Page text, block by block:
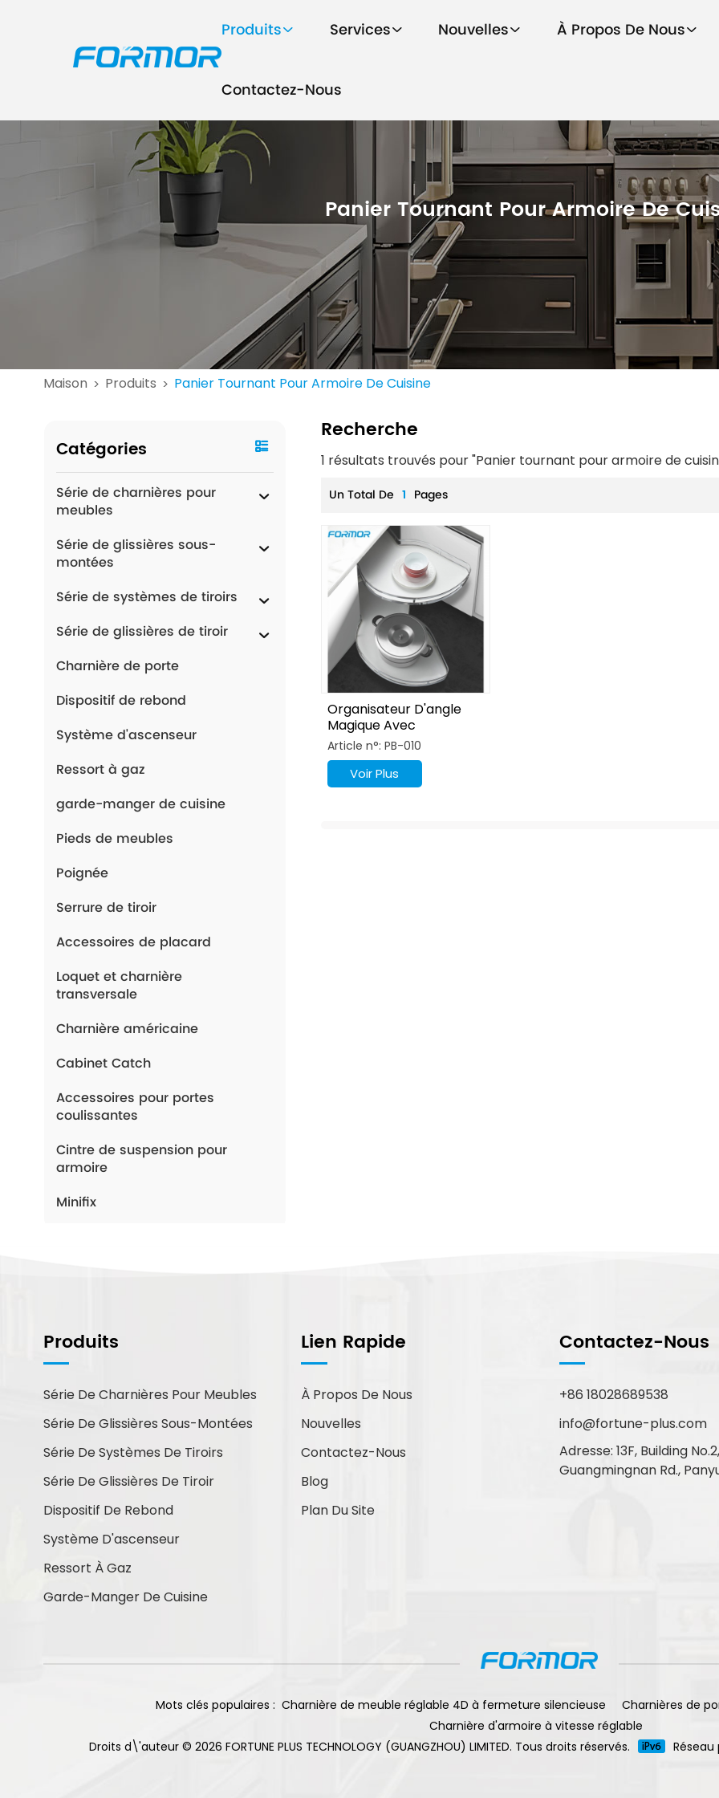
Produits Services Nouvelles À Propos De Nous
Contactez-Nous
Panier Tournant Pour Armoire De
Maison > Produits > Panier Tournant Pour Armoire De Cuisine
Catégories
Série de charnières pour
meubles
Série de glissières sous-
montées
Série de systèmes de tiroirs
Série de glissières de tiroir
Charnière de porte
Dispositif de rebond
Système d'ascenseur
Ressort à gaz
garde-manger de cuisine
Pieds de meubles
Poignée
Serrure de tiroir
Accessoires de placard
Loquet et charnière
transversale
Charnière américaine
Cabinet Catch
Accessoires pour portes
coulissantes
Cintre de suspension pour
armoire
Minifix
Vous pouvez nous contacter de
la manière qui vous convient le
mieux. Nous sommes
courriel ou par téléphone.
Nouveaux Produits
Charnières à
coulissante à double
trous, finition
nickelée
Recherche
1 résultats trouvés pour "Panier tournant pour armoire de
Un Total De 1 Pages
Organisateur D'angle
Magique Avec
Accessoires Coulissants,
Plateau Tournant En
MDF Et Métal.
Article n°: PB-010
Voir Plus
Produits
Série De Charnières Pour Meubles
Série De Glissières Sous-Montées
Série De Systèmes De Tiroirs
Série De Glissières De Tiroir
Dispositif De Rebond
Système D'ascenseur
Ressort À Gaz
Garde-Manger De Cuisine
Lien Rapide
À Propos De Nous
Nouvelles
Contactez-Nous
Blog
Plan Du Site
Contactez-Nous
+86 18028689538
info@fortune-plus.com
Adresse: 13F, Building
Guangmingnan Rd.,
Mots clés populaires : Charnière de meuble réglable 4D à fermeture silencieuse
Charnières de
Charnière d'armoire à vitesse réglable
Droits d\'auteur © 2026 FORTUNE PLUS TECHNOLOGY (GUANGZHOU) LIMITED. Tous droits réservés.